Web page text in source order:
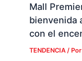
Mall
bienvenida
con el
TENDENCIA/ Por